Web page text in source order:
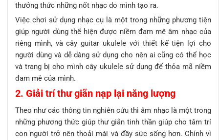
thưởng thức những nốt nhạc do mình tạo ra.
Việc chơi sử dụng nhạc cụ là một trong những phương tiện
giúp người dùng thể hiện được niềm đam mê âm nhạc của
riêng mình, và cây guitar ukulele với thiết kế tiện lợi cho
người dùng và dễ dàng sử dụng cho nên ai cũng có thể học
và trang bị cho mình cây ukulele sử dụng để thỏa mã niềm
đam mê của mình.
2. Giải trí thư giãn nạp lại năng lượng
Theo như các thông tin nghiên cứu thì âm nhạc là một trong
những phương thức giúp thư giãn tinh thần giúp cho tâm trí
con người trở nên thoải mái và đầy sức sống hơn. Chính vì